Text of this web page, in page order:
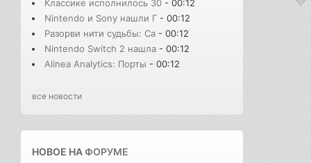
Классике исполнилось 30 - 00:12
Nintendo и Sony нашли Г - 00:12
Разорви нити судьбы: Сa - 00:12
Nintendo Switch 2 нашла - 00:12
Alinea Analytics: Порты - 00:12
все новости
НОВОЕ НАФОРУМЕ